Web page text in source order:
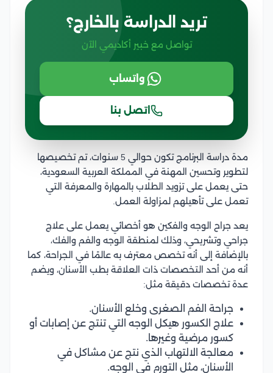
تريد الدراسة بالخارج؟
تواصل مع خبير أكاديمي الآن
واتساب
اتصل بنا
مدة دراسة البرنامج تكون حوالي 5 سنوات، تم تخصيصها
لتطوير وتحسين المهنة في المملكة العربية السعودية،
حتى يعمل على تزويد الطلاب بالمهارة والمعرفة التي
تعمل على تأهيلهم لمزاولة العمل.
يعد جراح الوجه والفكين هو أخصائي يعمل على علاج
جراحي وتشريحي، وذلك لمنطقة الوجه والفم والفك،
بالإضافة إلى أنه تخصص معترف به عالمًا في الجراحة، كما
أنه من أحد التخصصات ذات العلاقة بطب الأسنان، ويضم
عدة تخصصات دقيقة مثل:
جراحة الفم الصغرى وخلع الأسنان.
علاج الكسور هيكل الوجه التي تنتج عن إصابات أو
كسور مرضية وغيرها.
معالجة الالتهاب الذي نتج عن مشاكل في
الأسنان، مثل التورم في الوجه.